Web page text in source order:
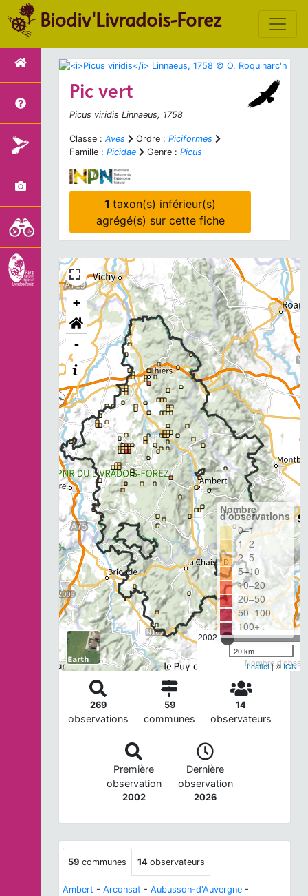
Biodiv'Livradois-Forez
Pic vert
Picus viridis Linnaeus, 1758
Classe : Aves Ordre : Piciformes
Famille : Picidae Genre : Picus
1taxon(s) inférieur(s)
agrégé(s) sur cette fiche
+
-
2002
Nombre
Nombre
d'observations
0–1
1–2
2–5
5–10
10–20
20–50
50–100
100+
20 km
Leaflet| ©IGN
269
observations
59
communes
14
observateurs
Première
observation
2002
Dernière
observation
2026
59 communes 14 observateurs
Ambert - Arconsat - Aubusson-d'Auvergne -